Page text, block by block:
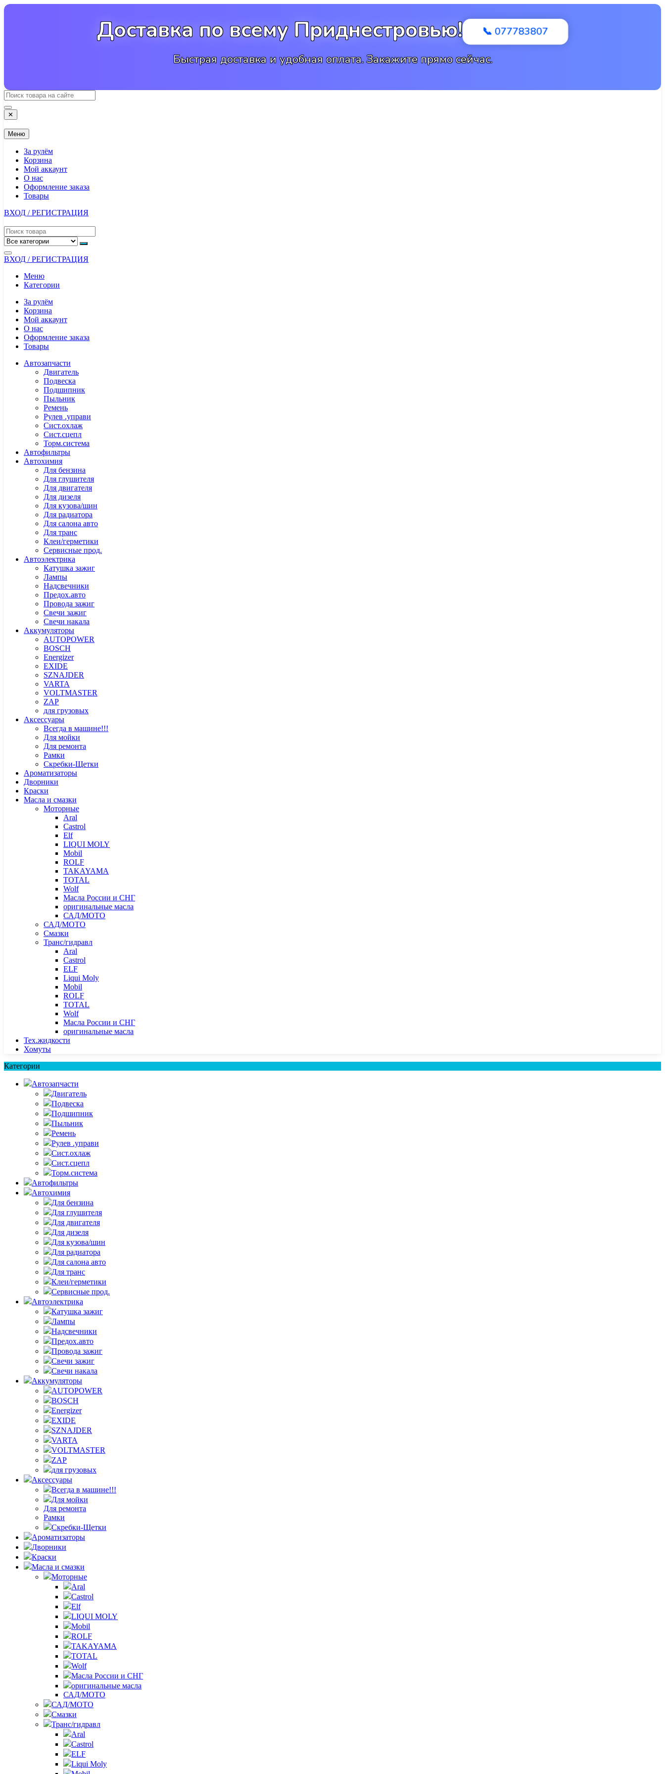
Перейти
Доставка по всему Приднестровью! 📞 077783807
Быстрая доставка и удобная оплата. Закажите прямо сейчас.
✕
Меню
За рулём
Корзина
Мой аккаунт
О нас
Оформление заказа
Товары
ВХОД / РЕГИСТРАЦИЯ
ВХОД / РЕГИСТРАЦИЯ
Меню
Категории
За рулём
Корзина
Мой аккаунт
О нас
Оформление заказа
Товары
Автозапчасти
Двигатель
Подвеска
Подшипник
Пыльник
Ремень
Рулев .управи
Сист.охлаж
Сист.сцепл
Торм.система
Автофильтры
Автохимия
Для бензина
Для глушителя
Для двигателя
Для дизеля
Для кузова/шин
Для радиатора
Для салона авто
Для транс
Клеи/герметики
Сервисные прод.
Автоэлектрика
Катушка зажиг
Лампы
Надсвечники
Предох.авто
Провода зажиг
Свечи зажиг
Свечи накала
Аккумуляторы
AUTOPOWER
BOSCH
Energizer
EXIDE
SZNAJDER
VARTA
VOLTMASTER
ZAP
для грузовых
Аксессуары
Всегда в машине!!!
Для мойки
Для ремонта
Рамки
Скребки-Щетки
Ароматизаторы
Дворники
Краски
Масла и смазки
Моторные
Aral
Castrol
Elf
LIQUI MOLY
Mobil
ROLF
TAKAYAMA
TOTAL
Wolf
Масла России и СНГ
оригинальные масла
САД/МОТО
САД/МОТО
Смазки
Транс/гидравл
Aral
Castrol
ELF
Liqui Moly
Mobil
ROLF
TOTAL
Wolf
Масла России и СНГ
оригинальные масла
Тех.жидкости
Хомуты
Категории
Автозапчасти
Двигатель
Подвеска
Подшипник
Пыльник
Ремень
Рулев .управи
Сист.охлаж
Сист.сцепл
Торм.система
Автофильтры
Автохимия
Для бензина
Для глушителя
Для двигателя
Для дизеля
Для кузова/шин
Для радиатора
Для салона авто
Для транс
Клеи/герметики
Сервисные прод.
Автоэлектрика
Катушка зажиг
Лампы
Надсвечники
Предох.авто
Провода зажиг
Свечи зажиг
Свечи накала
Аккумуляторы
AUTOPOWER
BOSCH
Energizer
EXIDE
SZNAJDER
VARTA
VOLTMASTER
ZAP
для грузовых
Аксессуары
Всегда в машине!!!
Для мойки
Для ремонта
Рамки
Скребки-Щетки
Ароматизаторы
Дворники
Краски
Масла и смазки
Моторные
Aral
Castrol
Elf
LIQUI MOLY
Mobil
ROLF
TAKAYAMA
TOTAL
Wolf
Масла России и СНГ
оригинальные масла
САД/МОТО
САД/МОТО
Смазки
Транс/гидравл
Aral
Castrol
ELF
Liqui Moly